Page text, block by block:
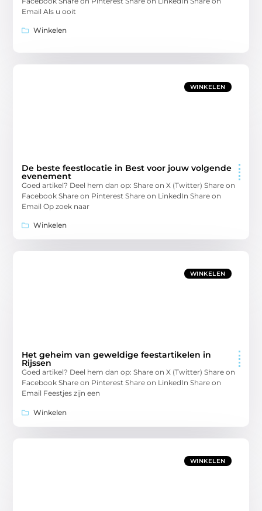
Email Als u ooit
Winkelen
WINKELEN
De beste feestlocatie in Best voor jouw volgende
evenement
Goed artikel? Deel hem dan op: Share on X (Twitter) Share on
Facebook Share on Pinterest Share on LinkedIn Share on
Email Op zoek naar
Winkelen
WINKELEN
Het geheim van geweldige feestartikelen in
Rijssen
Goed artikel? Deel hem dan op: Share on X (Twitter) Share on
Facebook Share on Pinterest Share on LinkedIn Share on
Email Feestjes zijn een
Winkelen
WINKELEN